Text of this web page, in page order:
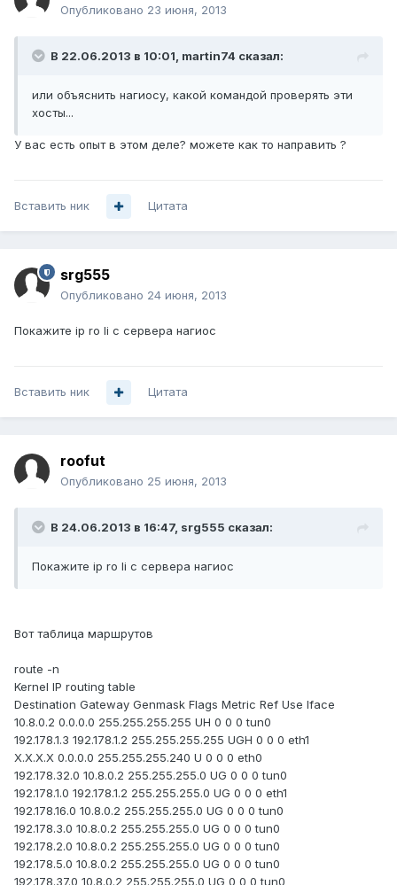
Опубликовано 23 июня, 2013
В 22.06.2013 в 10:01, martin74 сказал:
или объяснить нагиосу, какой командой проверять эти
хосты...
У вас есть опыт в этом деле? можете как то направить ?
Вставить ник Цитата
srg555
Опубликовано 24 июня, 2013
Покажите ip ro li с сервера нагиос
Вставить ник Цитата
roofut
Опубликовано 25 июня, 2013
В 24.06.2013 в 16:47, srg555 сказал:
Покажите ip ro li с сервера нагиос
Вот таблица маршрутов
route -n
Kernel IP routing table
Destination Gateway Genmask Flags Metric Ref Use Iface
10.8.0.2 0.0.0.0 255.255.255.255 UH 0 0 0 tun0
192.178.1.3 192.178.1.2 255.255.255.255 UGH 0 0 0 eth1
X.X.X.X 0.0.0.0 255.255.255.240 U 0 0 0 eth0
192.178.32.0 10.8.0.2 255.255.255.0 UG 0 0 0 tun0
192.178.1.0 192.178.1.2 255.255.255.0 UG 0 0 0 eth1
192.178.16.0 10.8.0.2 255.255.255.0 UG 0 0 0 tun0
192.178.3.0 10.8.0.2 255.255.255.0 UG 0 0 0 tun0
192.178.2.0 10.8.0.2 255.255.255.0 UG 0 0 0 tun0
192.178.5.0 10.8.0.2 255.255.255.0 UG 0 0 0 tun0
192.178.37.0 10.8.0.2 255.255.255.0 UG 0 0 0 tun0